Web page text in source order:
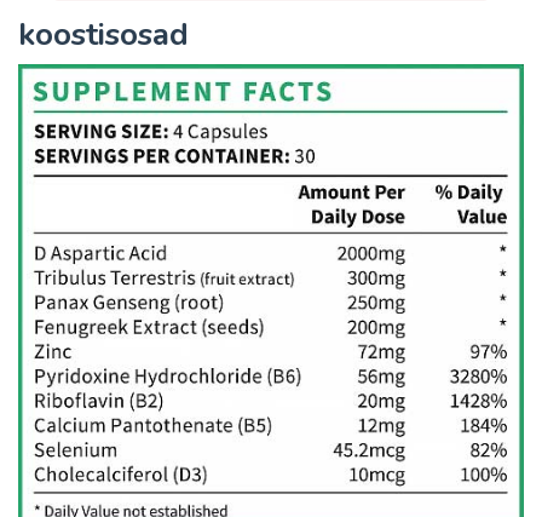
koostisosad